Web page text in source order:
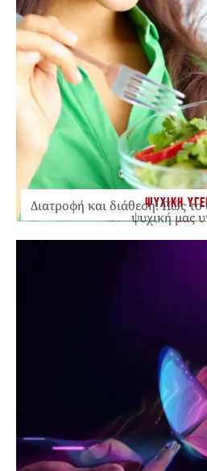
ΨΥΧΙΚΗ
Διατροφή και διάθεση: Πώς το
ψυχική μας